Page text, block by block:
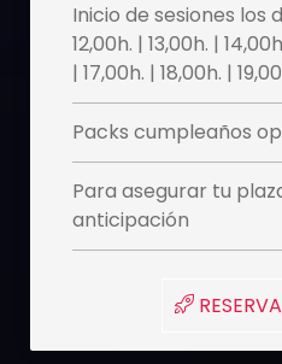
Inicio de sesiones los
12,00h. | 13,00h. |
| 17,00h. | 18,00h. |
Packs cumpleaños
Para asegurar tu
anticipación